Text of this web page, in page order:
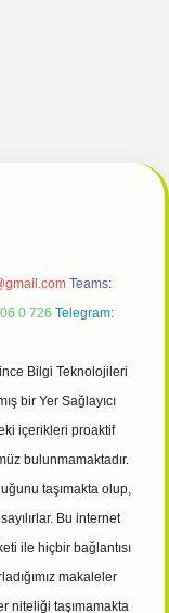
Teams:
0 726 Telegram:
Bilgi Teknolojileri
bir Yer Sağlayıcı
içerikleri proaktif
bulunmamaktadır.
taşımakta olup,
Bu internet
ile hiçbir bağlantısı
makaleler
niteliği taşımamakta